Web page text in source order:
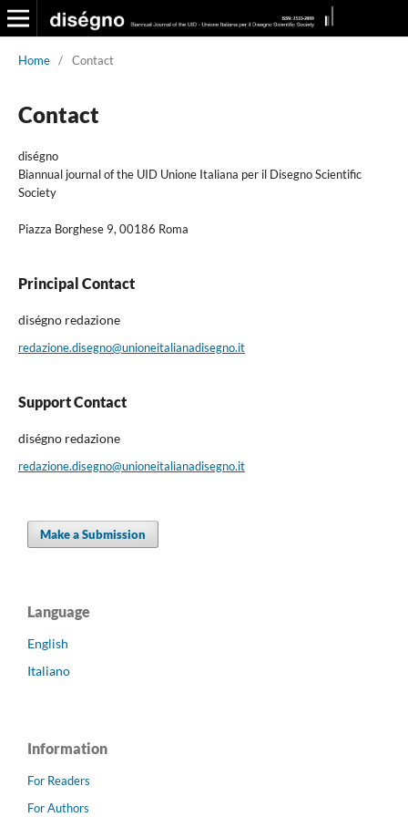
Home / Contact
Contact
diségno
Biannual journal of the UID Unione Italiana per il Disegno Scientific
Society
Piazza Borghese 9, 00186 Roma
Principal Contact
diségno redazione
redazione.disegno@unioneitalianadisegno.it
Support Contact
diségno redazione
redazione.disegno@unioneitalianadisegno.it
Make a Submission
Language
English
Italiano
Information
For Readers
For Authors